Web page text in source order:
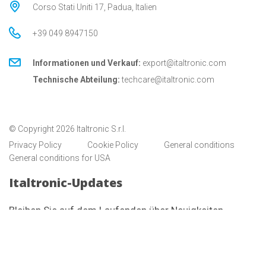
Corso Stati Uniti 17, Padua, Italien
+39 049 8947150
Informationen und Verkauf: export@italtronic.com
Technische Abteilung: techcare@italtronic.com
© Copyright 2026 Italtronic S.r.l.
Privacy Policy
Cookie Policy
General conditions
General conditions for USA
Italtronic-Updates
Bleiben Sie auf dem Laufenden über Neuigkeiten,